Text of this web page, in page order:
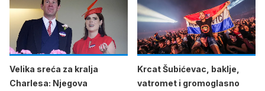
Velika sreća za kralja
Charlesa: Njegova
Krcat Šubićevac, baklje,
vatromet i gromoglasno